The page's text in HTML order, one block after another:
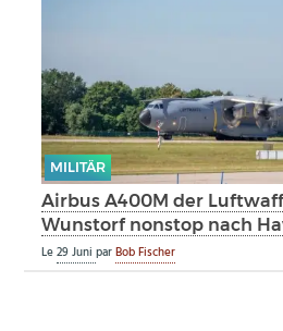
BERUFE
AERO-KULTUR
MILITÄR
Airbus A400M der
Wunstorf nonstop nach
Le29 JuniparBob Fischer